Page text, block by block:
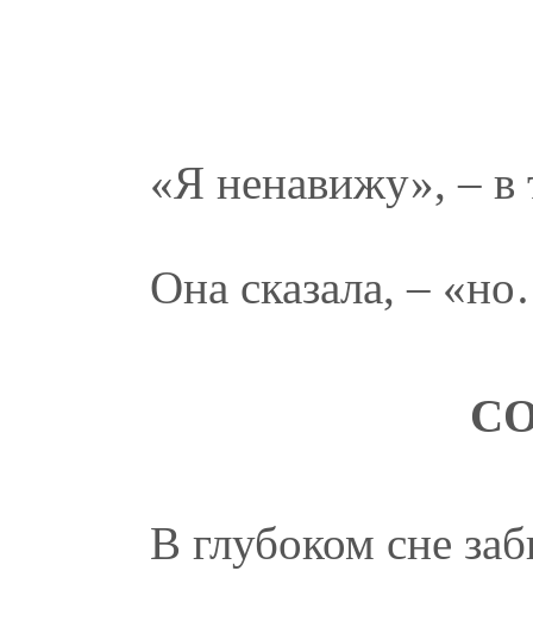
«Я ненавижу», – в
Она сказала, –
В глубоком сне